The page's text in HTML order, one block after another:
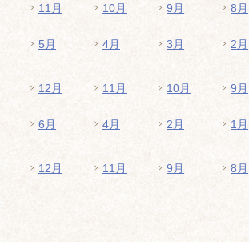
11月 10月 9月 8月
5月 4月 3月 2月
12月 11月 10月 9月
6月 4月 2月 1月
12月 11月 9月 8月